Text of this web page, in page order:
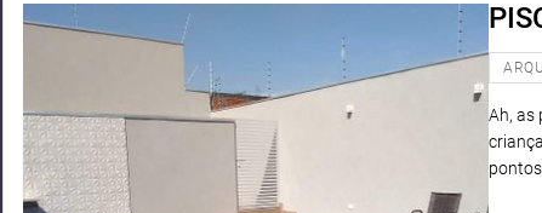
Ah, as